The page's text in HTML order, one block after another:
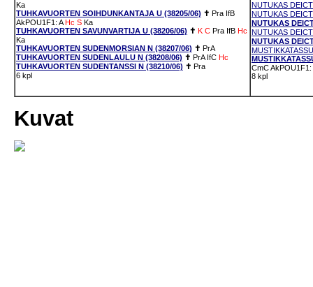
Ka
TUHKAVUORTEN SOIHDUNKANTAJA U (38205/06) ✝ Pra IfB
AkPOU1F1: A Hc S Ka
TUHKAVUORTEN SAVUNVARTIJA U (38206/06) ✝ K C Pra IfB Hc
Ka
TUHKAVUORTEN SUDENMORSIAN N (38207/06) ✝ PrA
TUHKAVUORTEN SUDENLAULU N (38208/06) ✝ PrA IfC Hc
TUHKAVUORTEN SUDENTANSSI N (38210/06) ✝ Pra
6 kpl
NUTUKAS
NUTUKAS
NUTUKAS
NUTUKAS
NUTUKAS
CmCAkPOU1F1:
8 kpl
Kuvat